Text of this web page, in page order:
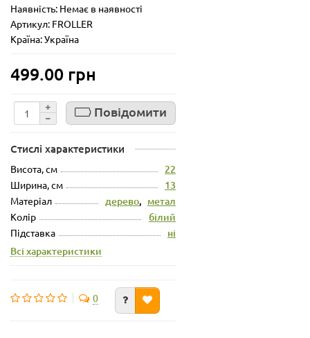
Наявність: Немає в наявності
Артикул: FROLLER
Країна: Україна
499.00 грн
Повідомити
Стислі характеристики
Висота, см 22
Ширина, см 13
Матеріал дерево, метал
Колір білий
Підставка
ні
Всі характеристики
0